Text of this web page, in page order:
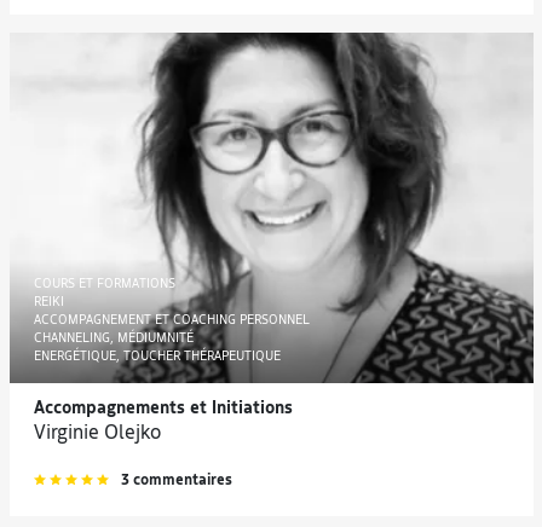
COURS ET FORMATIONS
REIKI
ACCOMPAGNEMENT ET COACHING PERSONNEL
CHANNELING, MÉDIUMNITÉ
ENERGÉTIQUE, TOUCHER THÉRAPEUTIQUE
Accompagnements et Initiations
Virginie Olejko
3 commentaires